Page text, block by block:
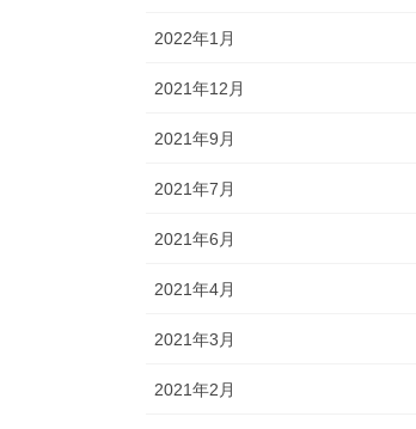
2022年1月
2021年12月
2021年9月
2021年7月
2021年6月
2021年4月
2021年3月
2021年2月